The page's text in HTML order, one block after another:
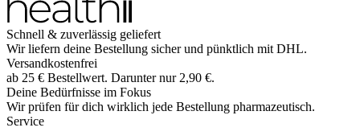
Schnell & zuverlässig geliefert
Wir liefern deine Bestellung sicher und pünktlich mit DHL.
Versandkostenfrei
ab 25 € Bestellwert. Darunter nur 2,90 €.
Deine Bedürfnisse im Fokus
Wir prüfen für dich wirklich jede Bestellung pharmazeutisch.
Service